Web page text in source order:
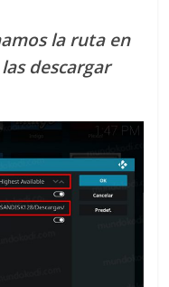
la ruta en
descargar